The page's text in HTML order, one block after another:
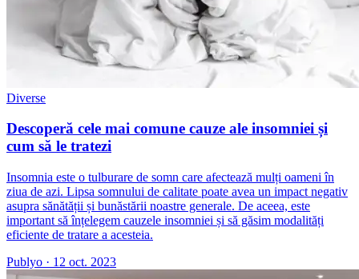
Diverse
Descoperă cele mai comune cauze ale insomniei și
cum să le tratezi
Insomnia este o tulburare de somn care afectează mulți oameni în
ziua de azi. Lipsa somnului de calitate poate avea un impact negativ
asupra sănătății și bunăstării noastre generale. De aceea, este
important să înțelegem cauzele insomniei și să găsim modalități
eficiente de tratare a acesteia.
Publyo · 12 oct. 2023